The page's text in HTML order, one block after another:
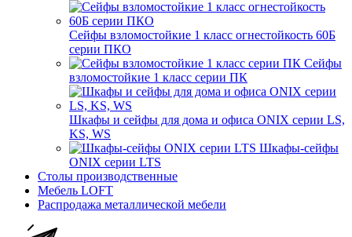
Сейфы взломостойкие 1 класс огнестойкость 60Б
серии ПКО
Сейфы
взломостойкие 1 класс серии ПК
Шкафы и сейфы для дома и офиса ONIX серии LS,
KS, WS
Шкафы-сейфы
ONIX серии LTS
Столы производственные
Мебель LOFT
Распродажа металлической мебели